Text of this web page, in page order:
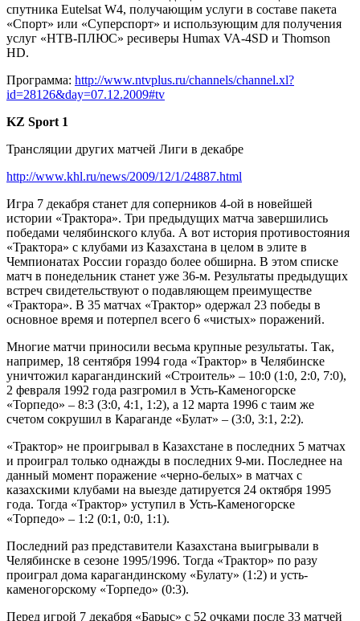
спутника Eutеlsat W4, получающим услуги в составе пакета
«Спорт» или «Суперспорт» и использующим для получения
услуг «НТВ-ПЛЮС» ресиверы Humax VA-4SD и Thomson
HD.
Программа: http://www.ntvplus.ru/channels/channel.xl?
id=28126&day=07.12.2009#tv
KZ Sport 1
Трансляции других матчей Лиги в декабре
http://www.khl.ru/news/2009/12/1/24887.html
Игра 7 декабря станет для соперников 4-ой в новейшей
истории «Трактора». Три предыдущих матча завершились
победами челябинского клуба. А вот история противостояния
«Трактора» с клубами из Казахстана в целом в элите в
Чемпионатах России гораздо более обширна. В этом списке
матч в понедельник станет уже 36-м. Результаты предыдущих
встреч свидетельствуют о подавляющем преимуществе
«Трактора». В 35 матчах «Трактор» одержал 23 победы в
основное время и потерпел всего 6 «чистых» поражений.
Многие матчи приносили весьма крупные результаты. Так,
например, 18 сентября 1994 года «Трактор» в Челябинске
уничтожил карагандинский «Строитель» – 10:0 (1:0, 2:0, 7:0),
2 февраля 1992 года разгромил в Усть-Каменогорске
«Торпедо» – 8:3 (3:0, 4:1, 1:2), а 12 марта 1996 с таим же
счетом сокрушил в Караганде «Булат» – (3:0, 3:1, 2:2).
«Трактор» не проигрывал в Казахстане в последних 5 матчах
и проиграл только однажды в последних 9-ми. Последнее на
данный момент поражение «черно-белых» в матчах с
казахскими клубами на выезде датируется 24 октября 1995
года. Тогда «Трактор» уступил в Усть-Каменогорске
«Торпедо» – 1:2 (0:1, 0:0, 1:1).
Последний раз представители Казахстана выигрывали в
Челябинске в сезоне 1995/1996. Тогда «Трактор» по разу
проиграл дома карагандинскому «Булату» (1:2) и усть-
каменогорскому «Торпедо» (0:3).
Перед игрой 7 декабря «Барыс» с 52 очками после 33 матчей